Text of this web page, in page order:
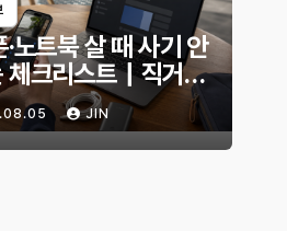
노트북 살 때 사기 안
체크리스트｜직거래
을 확인해야 할까?
JIN